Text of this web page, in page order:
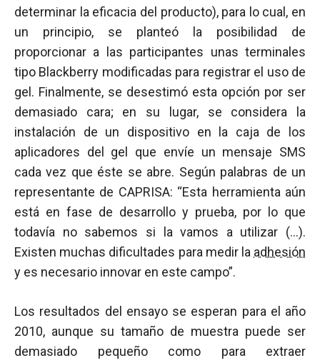
determinar la eficacia del producto), para lo cual, en
un principio, se planteó la posibilidad de
proporcionar a las participantes unas terminales
tipo Blackberry modificadas para registrar el uso de
gel. Finalmente, se desestimó esta opción por ser
demasiado cara; en su lugar, se considera la
instalación de un dispositivo en la caja de los
aplicadores del gel que envíe un mensaje SMS
cada vez que éste se abre. Según palabras de un
representante de CAPRISA: “Esta herramienta aún
está en fase de desarrollo y prueba, por lo que
todavía no sabemos si la vamos a utilizar (…).
Existen muchas dificultades para medir la adhesión
y es necesario innovar en este campo”.
Los resultados del ensayo se esperan para el año
2010, aunque su tamaño de muestra puede ser
demasiado pequeño como para extraer